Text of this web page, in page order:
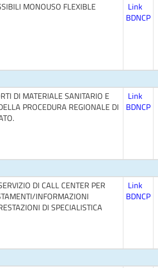
MONOUSO FLEXIBLE
Link
BDNCP
DI MATERIALE SANITARIO E
PROCEDURA REGIONALE DI
Link
BDNCP
DI CALL CENTER PER
INFORMAZIONI
DI SPECIALISTICA
Link
BDNCP